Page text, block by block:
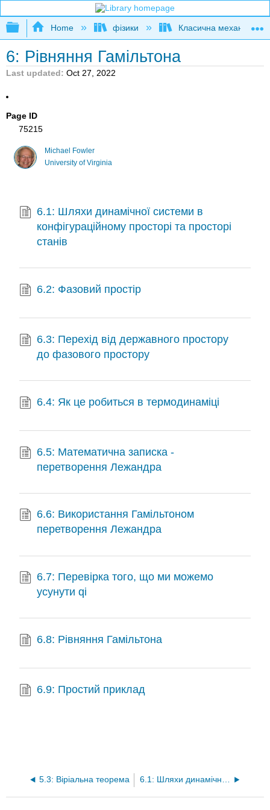
Expand/collapse global hierarchy
Home фізики Класична механіка
6: Рівняння Гамільтона
Last updated Oct 27, 2022
Page ID
75215
Michael Fowler
University of Virginia
6.1: Шляхи динамічної системи в
конфігураційному просторі та просторі
станів
6.2: Фазовий простір
6.3: Перехід від державного простору
до фазового простору
6.4: Як це робиться в термодинаміці
6.5: Математична записка -
перетворення Лежандра
6.6: Використання Гамільтоном
перетворення Лежандра
6.7: Перевірка того, що ми можемо
усунути qi
6.8: Рівняння Гамільтона
6.9: Простий приклад
5.3: Віріальна теорема 6.1: Шляхи динамічної системи в конфігураційному просторі та просторі станів